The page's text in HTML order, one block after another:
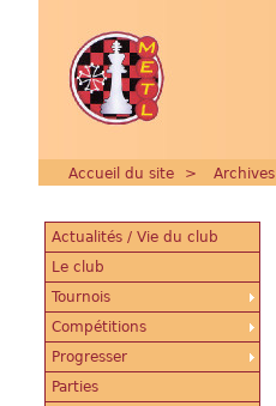
Accueil du site > Archives
Actualités / Vie du club
Le club
Tournois
Compétitions
Progresser
Parties